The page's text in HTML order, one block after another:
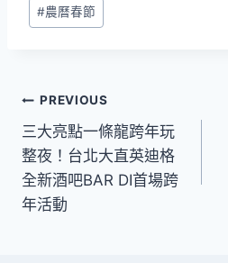
#農曆春節
文
章
導
覽
PREVIOUS
三大亮點一條龍跨年玩
整夜！台北大直英迪格
全新酒吧BAR DI首場跨
年活動